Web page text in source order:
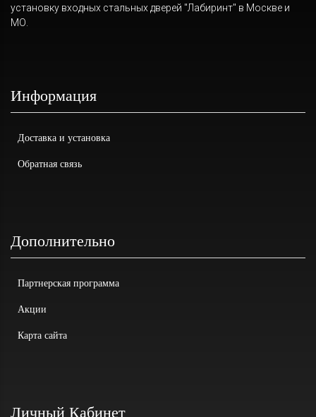
установку входных стальных дверей "Лабиринт" в Москве и
МО.
Информация
Доставка и установка
Обратная связь
Дополнительно
Партнерская программа
Акции
Карта сайта
Личный Кабинет